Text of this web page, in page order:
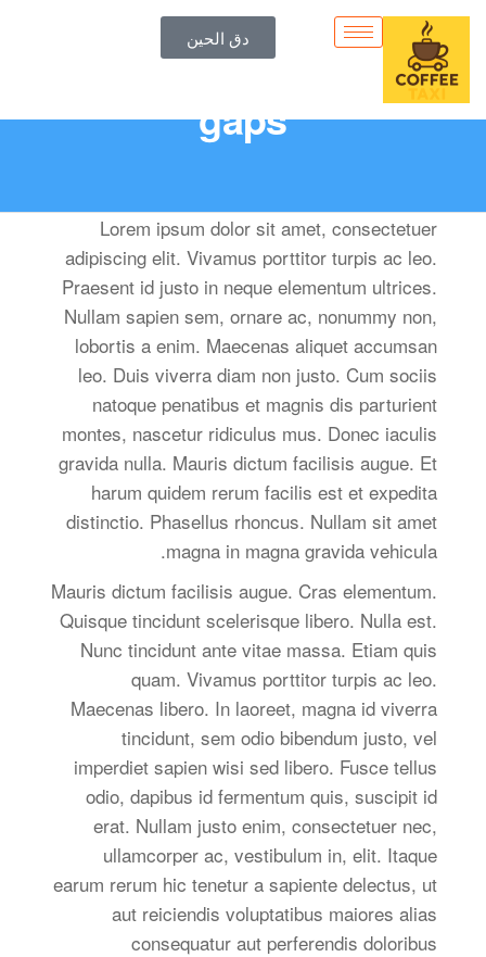
دق الحين
Full Width page – no
gaps
Lorem ipsum dolor sit amet, consectetuer
adipiscing elit. Vivamus porttitor turpis ac leo.
Praesent id justo in neque elementum ultrices.
Nullam sapien sem, ornare ac, nonummy non,
lobortis a enim. Maecenas aliquet accumsan
leo. Duis viverra diam non justo. Cum sociis
natoque penatibus et magnis dis parturient
montes, nascetur ridiculus mus. Donec iaculis
gravida nulla. Mauris dictum facilisis augue. Et
harum quidem rerum facilis est et expedita
distinctio. Phasellus rhoncus. Nullam sit amet
magna in magna gravida vehicula.
Mauris dictum facilisis augue. Cras elementum.
Quisque tincidunt scelerisque libero. Nulla est.
Nunc tincidunt ante vitae massa. Etiam quis
quam. Vivamus porttitor turpis ac leo.
Maecenas libero. In laoreet, magna id viverra
tincidunt, sem odio bibendum justo, vel
imperdiet sapien wisi sed libero. Fusce tellus
odio, dapibus id fermentum quis, suscipit id
erat. Nullam justo enim, consectetuer nec,
ullamcorper ac, vestibulum in, elit. Itaque
earum rerum hic tenetur a sapiente delectus, ut
aut reiciendis voluptatibus maiores alias
consequatur aut perferendis doloribus